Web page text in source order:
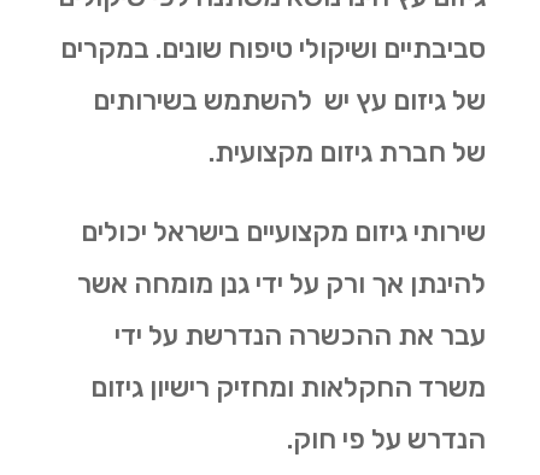
סביבתיים ושיקולי טיפוח שונים. במקרים
של גיזום עץ יש להשתמש בשירותים
של חברת גיזום מקצועית.
שירותי גיזום מקצועיים בישראל יכולים
להינתן אך ורק על ידי גנן מומחה אשר
עבר את ההכשרה הנדרשת על ידי
משרד החקלאות ומחזיק רישיון גיזום
הנדרש על פי חוק.